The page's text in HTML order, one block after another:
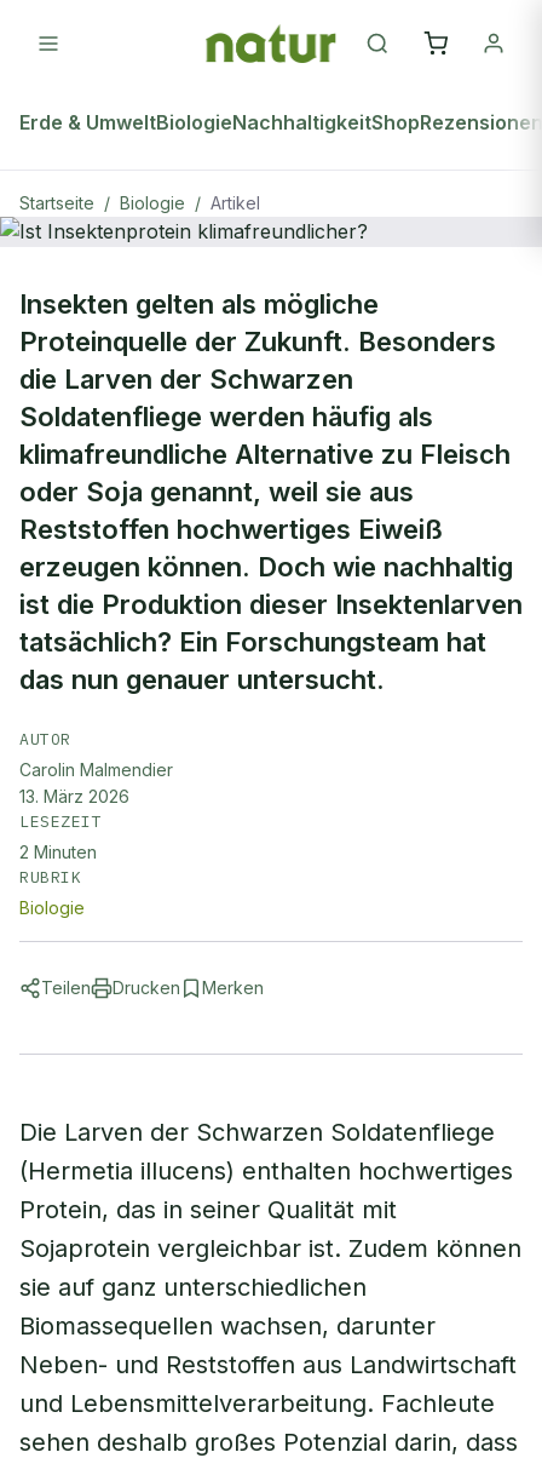
Erde & UmweltBiologieNachhaltigkeitShopRezensionen
Startseite / Biologie / Artikel
Ist Insektenprotein
klimafreundlicher?
Insekten gelten als mögliche
Proteinquelle der Zukunft. Besonders
die Larven der Schwarzen
Soldatenfliege werden häufig als
klimafreundliche Alternative zu Fleisch
oder Soja genannt, weil sie aus
Reststoffen hochwertiges Eiweiß
erzeugen können. Doch wie nachhaltig
ist die Produktion dieser Insektenlarven
tatsächlich? Ein Forschungsteam hat
das nun genauer untersucht.
AUTOR
Carolin Malmendier
13. März 2026
LESEZEIT
2 Minuten
RUBRIK
Biologie
Teilen Drucken Merken
Die Larven der Schwarzen Soldatenfliege
(Hermetia illucens) enthalten hochwertiges
Protein, das in seiner Qualität mit
Sojaprotein vergleichbar ist. Zudem können
sie auf ganz unterschiedlichen
Biomassequellen wachsen, darunter
Neben- und Reststoffen aus Landwirtschaft
und Lebensmittelverarbeitung. Fachleute
sehen deshalb großes Potenzial darin, dass